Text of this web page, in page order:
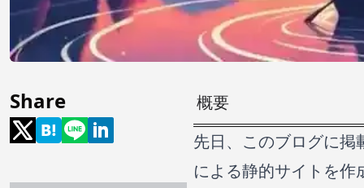
Share
概要
先日、このブログに
による静的サイトを